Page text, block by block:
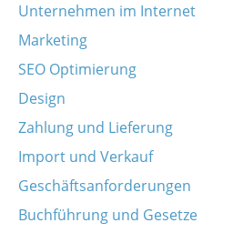
Unternehmen im Internet
Marketing
SEO Optimierung
Design
Zahlung und Lieferung
Import und Verkauf
Geschäftsanforderungen
Buchführung und Gesetze